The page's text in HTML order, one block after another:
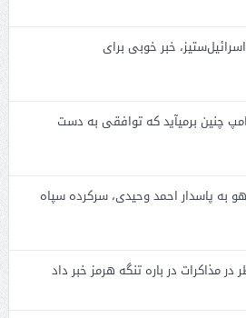
خبر خوبی برای
چنین برمیآید که توافقی به دست
به پاسدار احمد وحیدی، سرکرده سپاه
در مذاکرات در باره تنگه هرمز خبر داد